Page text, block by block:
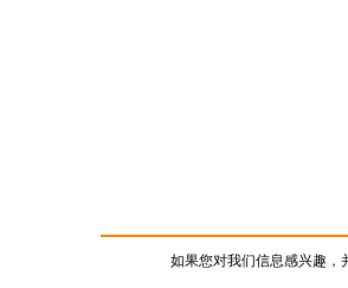
如果您对我们信息感兴趣，